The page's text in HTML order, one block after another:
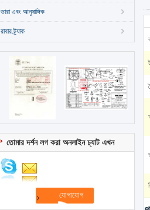
ভারা এবং আনুষাঙ্গিক
রাবার ট্র্যাক
তোমার দর্শন লগ করা অনলাইন চ্যাট এখন